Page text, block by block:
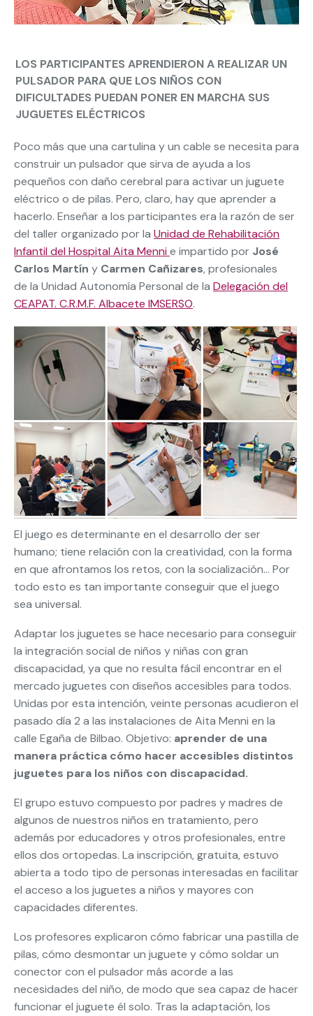
LOS PARTICIPANTES APRENDIERON A REALIZAR UN
PULSADOR PARA QUE LOS NIÑOS CON
DIFICULTADES PUEDAN PONER EN MARCHA SUS
JUGUETES ELÉCTRICOS
Poco más que una cartulina y un cable se necesita para
construir un pulsador que sirva de ayuda a los
pequeños con daño cerebral para activar un juguete
eléctrico o de pilas. Pero, claro, hay que aprender a
hacerlo. Enseñar a los participantes era la razón de ser
del taller organizado por la Unidad de Rehabilitación
Infantil del Hospital Aita Menni e impartido por José
Carlos Martín y Carmen Cañizares, profesionales
de la Unidad Autonomía Personal de la Delegación del
CEAPAT. C.R.M.F. Albacete IMSERSO.
El juego es determinante en el desarrollo der ser
humano; tiene relación con la creatividad, con la forma
en que afrontamos los retos, con la socialización… Por
todo esto es tan importante conseguir que el juego
sea universal.
Adaptar los juguetes se hace necesario para conseguir
la integración social de niños y niñas con gran
discapacidad, ya que no resulta fácil encontrar en el
mercado juguetes con diseños accesibles para todos.
Unidas por esta intención, veinte personas acudieron el
pasado día 2 a las instalaciones de Aita Menni en la
calle Egaña de Bilbao. Objetivo: aprender de una
manera práctica cómo hacer accesibles distintos
juguetes para los niños con discapacidad.
El grupo estuvo compuesto por padres y madres de
algunos de nuestros niños en tratamiento, pero
además por educadores y otros profesionales, entre
ellos dos ortopedas. La inscripción, gratuita, estuvo
abierta a todo tipo de personas interesadas en facilitar
el acceso a los juguetes a niños y mayores con
capacidades diferentes.
Los profesores explicaron cómo fabricar una pastilla de
pilas, cómo desmontar un juguete y cómo soldar un
conector con el pulsador más acorde a las
necesidades del niño, de modo que sea capaz de hacer
funcionar el juguete él solo. Tras la adaptación, los